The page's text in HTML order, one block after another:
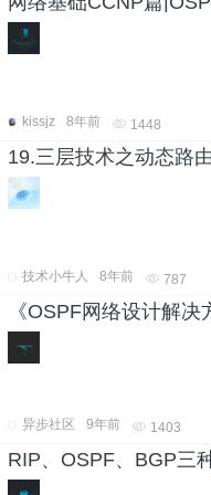
kissjz 8年前 1448
19.三层技术之动态路
技术小牛人 8年前 787
《OSPF网络设计解
异步社区 9年前 1403
RIP、OSPF、BGP三